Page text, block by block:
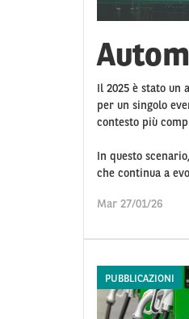
Il 2025 è stato un
per un singolo
contesto più
In questo
che continua a
Mar 27/01/26
PUBBLICAZIONI